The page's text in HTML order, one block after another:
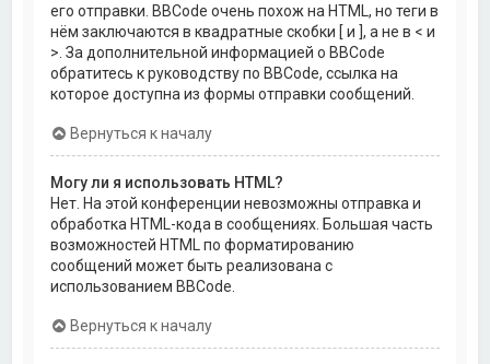
его отправки. BBCode очень похож на HTML, но теги в
нём заключаются в квадратные скобки [ и ], а не в < и
>. За дополнительной информацией о BBCode
обратитесь к руководству по BBCode, ссылка на
которое доступна из формы отправки сообщений.
Вернуться к началу
Могу ли я использовать HTML?
Нет. На этой конференции невозможны отправка и
обработка HTML-кода в сообщениях. Большая часть
возможностей HTML по форматированию
сообщений может быть реализована с
использованием BBCode.
Вернуться к началу